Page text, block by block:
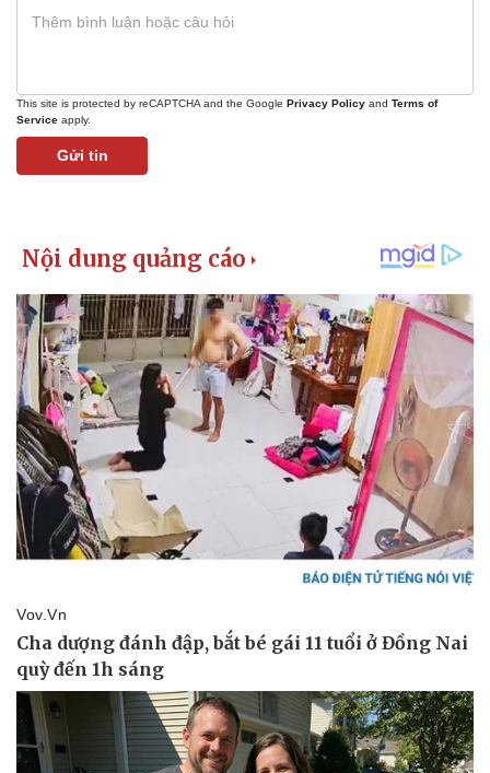
Thể thao
Bóng đá
Lịch thi đấu bóng đá
Hậu trường
This site is protected by reCAPTCHA and the Google Privacy Policy and Terms of
Service apply.
Gửi tin